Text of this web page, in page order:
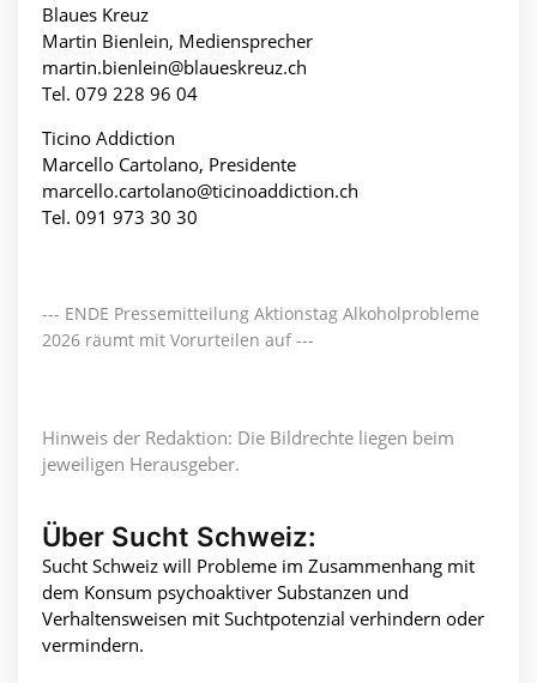
Blaues Kreuz
Martin Bienlein, Mediensprecher
martin.bienlein@blaueskreuz.ch
Tel. 079 228 96 04
Ticino Addiction
Marcello Cartolano, Presidente
marcello.cartolano@ticinoaddiction.ch
Tel. 091 973 30 30
--- ENDE Pressemitteilung Aktionstag Alkoholprobleme
2026 räumt mit Vorurteilen auf ---
Hinweis der Redaktion: Die Bildrechte liegen beim
jeweiligen Herausgeber.
Über Sucht Schweiz:
Sucht Schweiz will Probleme im Zusammenhang mit
dem Konsum psychoaktiver Substanzen und
Verhaltensweisen mit Suchtpotenzial verhindern oder
vermindern.